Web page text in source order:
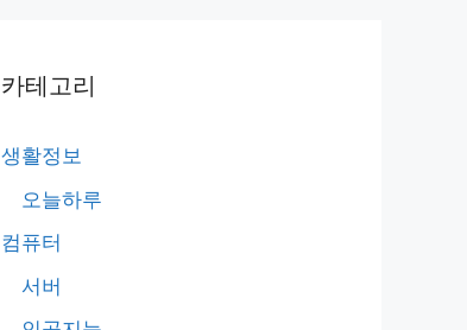
카테고리
생활정보
오늘하루
컴퓨터
서버